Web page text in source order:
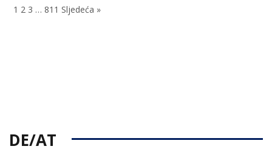
1 2 3 … 811 Sljedeća »
DE/AT